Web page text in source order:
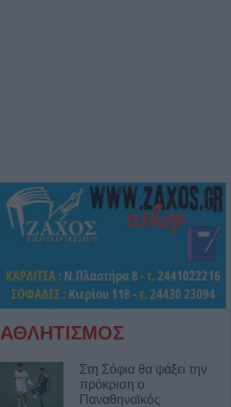
ΑΘΛΗΤΙΣΜΟΣ
Στη Σόφια θα ψάξει την
πρόκριση ο
Παναθηναϊκός